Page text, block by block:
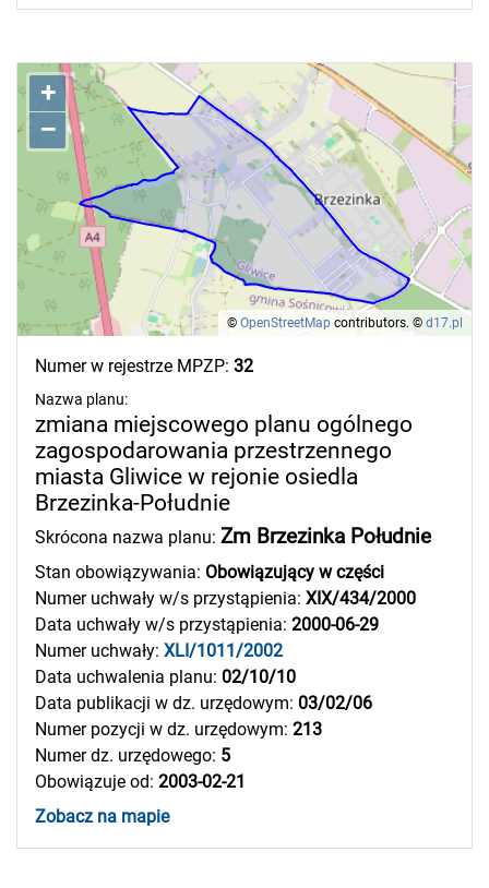
+
–
© OpenStreetMap contributors. © d17.pl
Numer w rejestrze MPZP: 32
Nazwa planu:
zmiana miejscowego planu ogólnego
zagospodarowania przestrzennego
miasta Gliwice w rejonie osiedla
Brzezinka-Południe
Skrócona nazwa planu: Zm Brzezinka Południe
Stan obowiązywania: Obowiązujący w części
Numer uchwały w/s przystąpienia: XIX/434/2000
Data uchwały w/s przystąpienia: 2000-06-29
Numer uchwały: XLI/1011/2002
Data uchwalenia planu: 02/10/10
Data publikacji w dz. urzędowym: 03/02/06
Numer pozycji w dz. urzędowym: 213
Numer dz. urzędowego: 5
Obowiązuje od: 2003-02-21
Zobacz na mapie